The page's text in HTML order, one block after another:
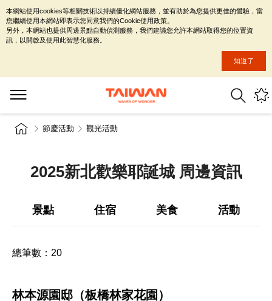
節慶活動 觀光活動
2025新北歡樂耶誕城 周邊資訊
景點 住宿 美食 活動
總筆數： 20
林本源園邸（板橋林家花園）
本網站使用cookies等相關技術以持續優化網站服務，並有助於為您提供更佳的體驗，當
您繼續使用本網站即表示您同意我們的Cookie使用政策。
另外，本網站也提供周邊景點自動偵測服務，我們建議您允許本網站取得您的位置資
訊，以開啟及使用此智慧化服務。
知道了